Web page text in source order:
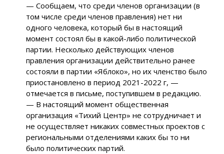
— Сообщаем, что среди членов организации (в
том числе среди членов правления) нет ни
одного человека, который бы в настоящий
момент состоял бы в какой-либо политической
партии. Несколько действующих членов
правления организации действительно ранее
состояли в партии «Яблоко», но их членство было
приостановлено в период 2021-2022 г, —
отмечается в письме, поступившем в редакцию.
— В настоящий момент общественная
организация «Тихий Центр» не сотрудничает и
не осуществляет никаких совместных проектов с
региональными отделениями каких бы то ни
было политических партий.